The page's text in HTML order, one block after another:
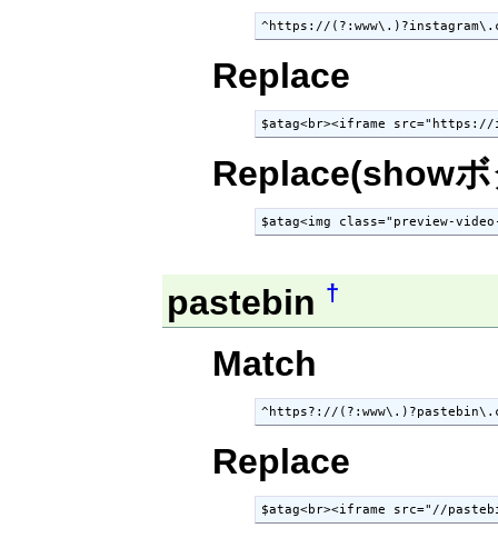
^https://
Replace
$atag<br><iframe
Replace(show
$atag<img class="preview-
pastebin †
Match
^https?://
Replace
$atag<br><iframe src="//